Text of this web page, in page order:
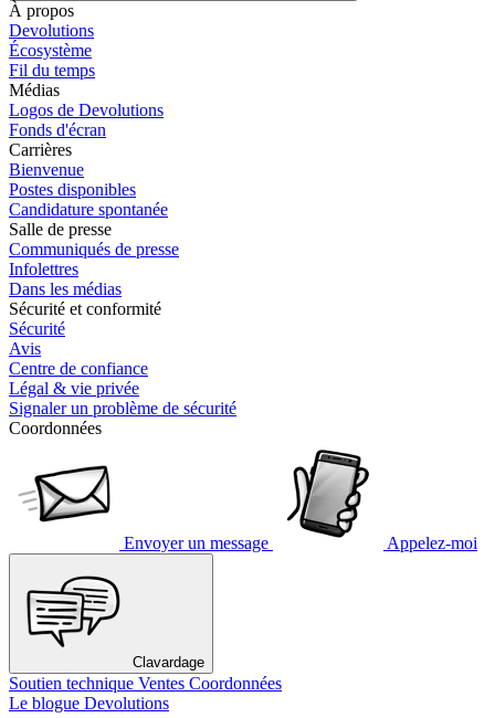
À propos
Devolutions
Écosystème
Fil du temps
Médias
Logos de Devolutions
Fonds d'écran
Carrières
Bienvenue
Postes disponibles
Candidature spontanée
Salle de presse
Communiqués de presse
Infolettres
Dans les médias
Sécurité et conformité
Sécurité
Avis
Centre de confiance
Légal & vie privée
Signaler un problème de sécurité
Coordonnées
Envoyer un message Appelez-moi
Clavardage
Soutien technique Ventes Coordonnées
Le blogue Devolutions